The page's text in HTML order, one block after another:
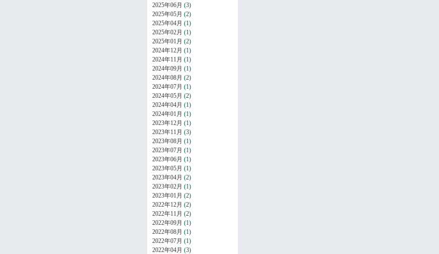
2025年06月 (3)
2025年05月 (2)
2025年04月 (1)
2025年02月 (1)
2025年01月 (2)
2024年12月 (1)
2024年11月 (1)
2024年09月 (1)
2024年08月 (2)
2024年07月 (1)
2024年05月 (2)
2024年04月 (1)
2024年01月 (1)
2023年12月 (1)
2023年11月 (3)
2023年08月 (1)
2023年07月 (1)
2023年06月 (1)
2023年05月 (1)
2023年04月 (2)
2023年02月 (1)
2023年01月 (2)
2022年12月 (2)
2022年11月 (2)
2022年09月 (1)
2022年08月 (1)
2022年07月 (1)
2022年04月 (3)